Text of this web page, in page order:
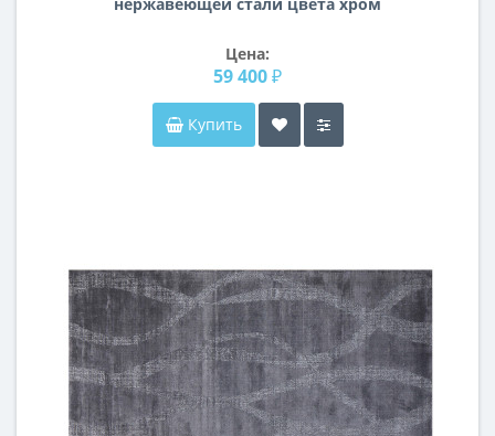
Цена:
59 400 ₽
Купить